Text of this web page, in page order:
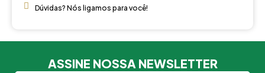
Dúvidas? Nós ligamos para você!
ASSINE NOSSA NEWSLETTER